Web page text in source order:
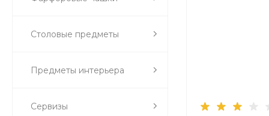
Столовые предметы
Предметы интерьера
Сервизы